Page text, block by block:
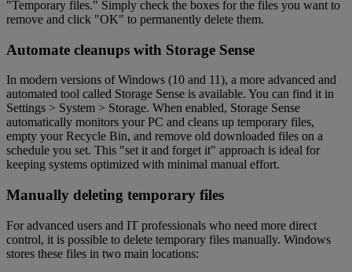
"Temporary files." Simply check the boxes for the files you want to
remove and click "OK" to permanently delete them.
Automate cleanups with Storage Sense
In modern versions of Windows (10 and 11), a more advanced and
automated tool called Storage Sense is available. You can find it in
Settings > System > Storage. When enabled, Storage Sense
automatically monitors your PC and cleans up temporary files,
empty your Recycle Bin, and remove old downloaded files on a
schedule you set. This "set it and forget it" approach is ideal for
keeping systems optimized with minimal manual effort.
Manually deleting temporary files
For advanced users and IT professionals who need more direct
control, it is possible to delete temporary files manually. Windows
stores these files in two main locations: